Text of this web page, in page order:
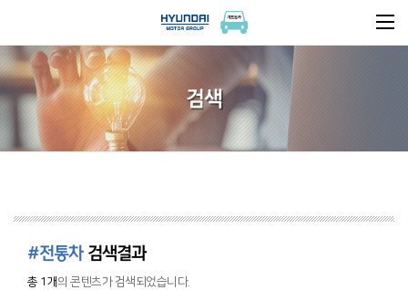
검색
#전통차검색결과
총 1개의 콘텐츠가 검색되었습니다.